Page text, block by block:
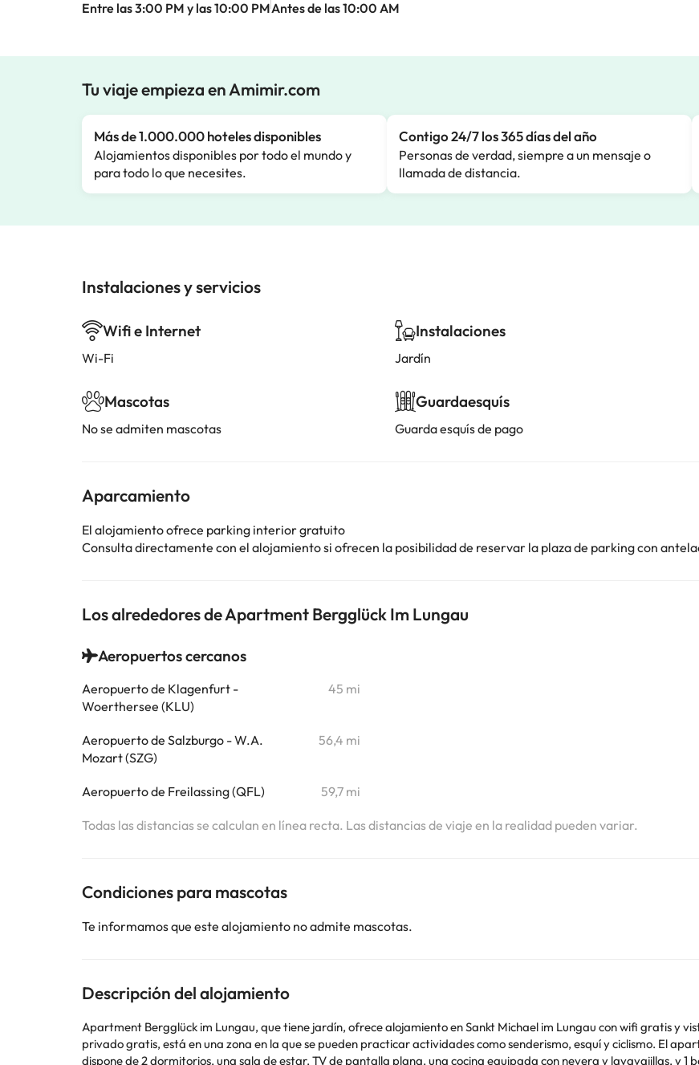
Entre las 3:00 PM y las 10:00 PMAntes de las 10:00 AM
Tu viaje empieza en Amimir.com
Más de 1.000.000 hoteles disponibles
Alojamientos disponibles por todo el mundo y
para todo lo que necesites.
Contigo 24/7 los 365 días del año
Personas de verdad, siempre a un mensaje o
llamada de distancia.
Instalaciones y servicios
Wifi e Internet
Wi-Fi
Mascotas
No se admiten mascotas
Instalaciones
Jardín
Guardaesquís
Guarda esquís de pago
Aparcamiento
El alojamiento ofrece parking interior gratuito
Consulta directamente con el alojamiento si ofrecen la posibilidad de reservar la plaza de parking con
Los alrededores de Apartment Bergglück Im Lungau
Aeropuertos cercanos
Aeropuerto de Klagenfurt -
Woerthersee (KLU)
45 mi
Aeropuerto de Salzburgo - W.A.
Mozart (SZG)
56,4 mi
Aeropuerto de Freilassing (QFL) 59,7 mi
Todas las distancias se calculan en línea recta. Las distancias de viaje en la realidad pueden variar.
Condiciones para mascotas
Te informamos que este alojamiento no admite mascotas.
Descripción del alojamiento
Apartment Bergglück im Lungau, que tiene jardín, ofrece alojamiento en Sankt Michael im Lungau con wifi gratis y
privado gratis, está en una zona en la que se pueden practicar actividades como senderismo, esquí y ciclismo. El apartamento cuenta con balcón y vistas a la montaña, y
dispone de 2 dormitorios, una sala de estar, TV de pantalla plana, una cocina equipada con nevera y lavavajillas, y 1